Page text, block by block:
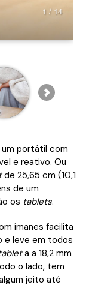
1 / 14
portátil com
e reativo. Ou
de 25,65 cm (10,1
de um
os tablets.
ímanes facilita
e leve em todos
a a 18,2 mm
o lado, tem
jeito até